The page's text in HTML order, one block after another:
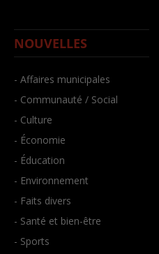
NOUVELLES
- Affaires municipales
- Communauté / Social
- Culture
- Économie
- Éducation
- Environnement
- Faits divers
- Santé et bien-être
- Sports